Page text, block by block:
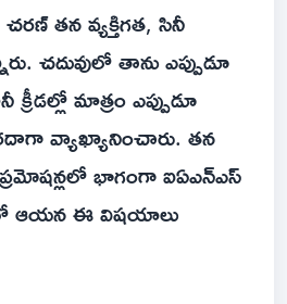
తన వ్యక్తిగత, సినీ
చదువులో తాను ఎప్పుడూ
మాత్రం ఎప్పుడూ
వ్యాఖ్యానించారు. తన
భాగంగా ఐఏఎన్ఎస్
ఆయన ఈ విషయాలు